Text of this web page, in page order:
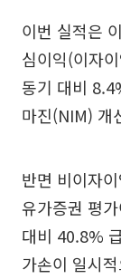
이번 실적은
심이익(이자
동기 대비
마진(NIM) 개
반면 비이자
유가증권 평
대비 40.8%
가손이 일시